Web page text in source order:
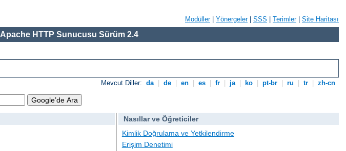
Modüller| Yönergeler| SSS Terimler| Site Haritası
Apache HTTP Sunucusu Sürüm 2.4
Mevcut Diller: da de en es fr ja ko pt-br ru tr zh-cn
Nasıllar ve Öğreticiler
Kimlik Doğrulama ve Yetkilendirme
Erişim Denetimi